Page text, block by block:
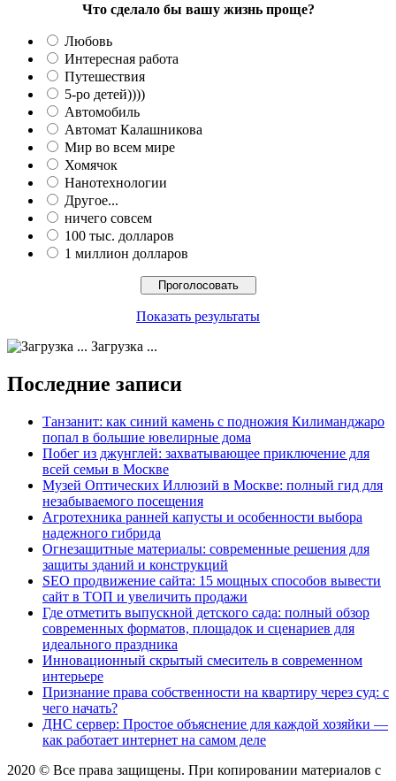
Что сделало бы вашу жизнь проще?
Любовь
Интересная работа
Путешествия
5-ро детей))))
Автомобиль
Автомат Калашникова
Мир во всем мире
Хомячок
Нанотехнологии
Другое...
ничего совсем
100 тыс. долларов
1 миллион долларов
Показать результаты
Загрузка ...
Последние записи
Танзанит: как синий камень с подножия Килиманджаро
попал в большие ювелирные дома
Побег из джунглей: захватывающее приключение для
всей семьи в Москве
Музей Оптических Иллюзий в Москве: полный гид для
незабываемого посещения
Агротехника ранней капусты и особенности выбора
надежного гибрида
Огнезащитные материалы: современные решения для
защиты зданий и конструкций
SEO продвижение сайта: 15 мощных способов вывести
сайт в ТОП и увеличить продажи
Где отметить выпускной детского сада: полный обзор
современных форматов, площадок и сценариев для
идеального праздника
Инновационный скрытый смеситель в современном
интерьере
Признание права собственности на квартиру через суд: с
чего начать?
ДНС сервер: Простое объяснение для каждой хозяйки —
как работает интернет на самом деле
2020 © Все права защищены. При копировании материалов с